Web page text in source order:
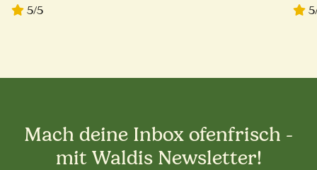
5/5
Mach deine Inbox ofenfrisch -
mit Waldis Newsletter!